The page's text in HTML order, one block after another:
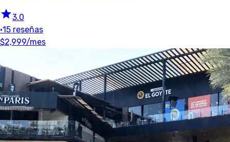
3.0
•15 reseñas
$2,999/mes